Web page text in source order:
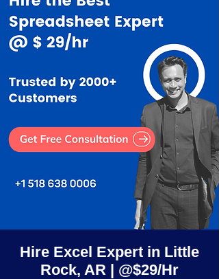
Hire Excel Expert in Little
Rock, AR | @$29/Hr